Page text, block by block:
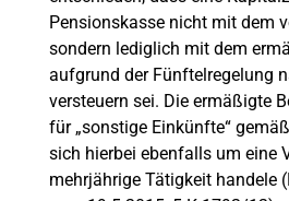
Pensionskasse nicht mit dem
sondern lediglich mit dem
aufgrund der Fünftelregelung
versteuern sei. Die ermäßigte
für „sonstige Einkünfte“
sich hierbei ebenfalls um eine
mehrjährige Tätigkeit handele